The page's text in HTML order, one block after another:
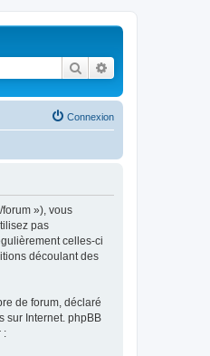
Rechercher
Connexion
»), vous
pas
celles-ci
découlant des
de forum, déclaré
sur Internet. phpBB
: